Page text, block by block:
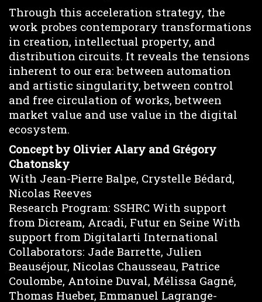
Through this acceleration strategy, the
work probes contemporary transformations
in creation, intellectual property, and
distribution circuits. It reveals the tensions
inherent to our era: between automation
and artistic singularity, between control
and free circulation of works, between
market value and use value in the digital
ecosystem.
Concept by Olivier Alary and Grégory
Chatonsky
With Jean-Pierre Balpe, Crystelle Bédard,
Nicolas Reeves
Research Program: SSHRC With support
from Dicream, Arcadi, Futur en Seine With
support from Digitalarti International
Collaborators: Jade Barrette, Julien
Beauséjour, Nicolas Chausseau, Patrice
Coulombe, Antoine Duval, Mélissa Gagné,
Thomas Hueber, Emmanuel Lagrange-